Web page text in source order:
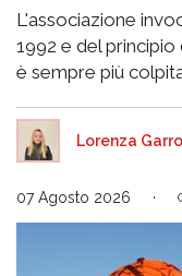
L'associazione
1992 e del
è sempre più
Lorenza
07 Agosto 2026